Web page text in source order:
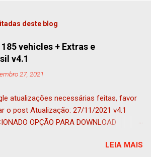
deste blog
vehicles + Extras e
v4.1
27, 2021
atualizações necessárias feitas, favor
o post Atualização: 27/11/2021 v4.1
OPÇÃO PARA DOWNLOAD
o tug adaptado a esse mod e ao
LEIA MAIS